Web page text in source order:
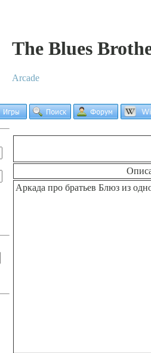
The Blues
Arcade
Аркада про братьев Блюз из